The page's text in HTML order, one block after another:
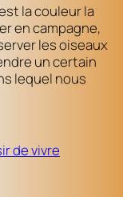
la couleur la
en campagne,
les oiseaux
un certain
lequel nous
de vivre